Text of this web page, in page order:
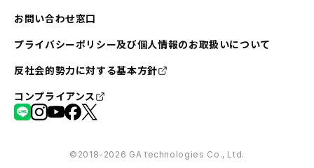
お問い合わせ窓口
プライバシーポリシー及び個人情報のお取扱いについて
反社会的勢力に対する基本方針
コンプライアンス
©︎2018-2026 GA technologies Co., Ltd.